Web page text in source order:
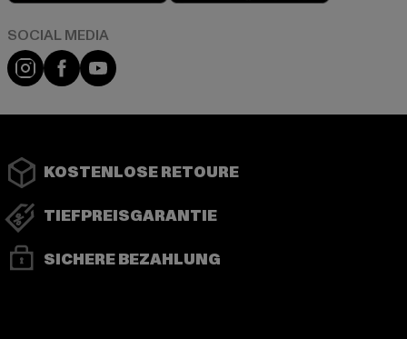
Instagram
FacebookYouTube
KOSTENLOSE RETOURE
TIEFPREISGARANTIE
SICHERE BEZAHLUNG